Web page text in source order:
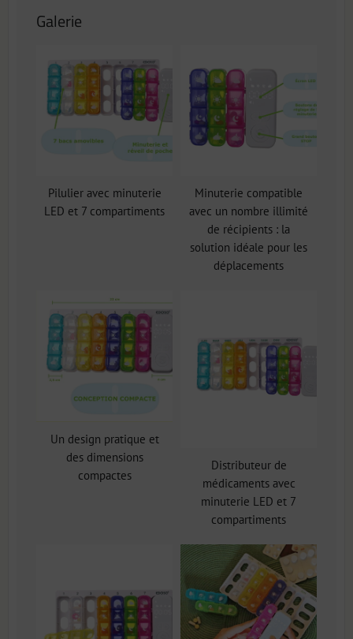
Galerie
Pilulier avec minuterie
LED et 7 compartiments
Minuterie compatible
avec un nombre illimité
de récipients : la
solution idéale pour les
déplacements
Un design pratique et
des dimensions
compactes
Distributeur de
médicaments avec
minuterie LED et 7
compartiments